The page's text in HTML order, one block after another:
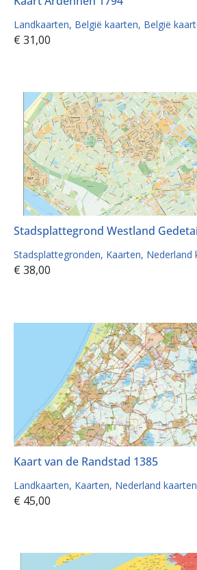
Landkaarten België kaarten België
€ 31,00
Stadsplattegrond Westland
Stadsplattegronden Kaarten Nederland
€ 38,00
Kaart van de Randstad 1385
Landkaarten Kaarten Nederland kaarten
€ 45,00